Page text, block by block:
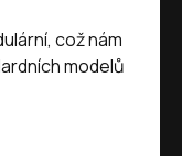
což nám
modelů